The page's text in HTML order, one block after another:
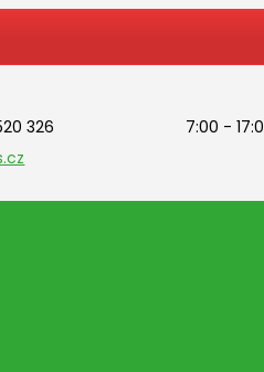
326
7:00 -